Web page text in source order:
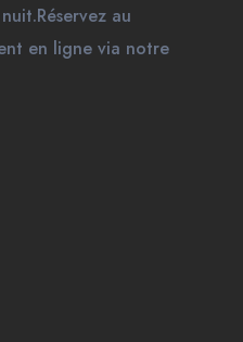
au
en ligne via notre